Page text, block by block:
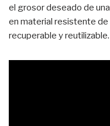
el grosor deseado de
en material resistente de
recuperable y reutilizable.